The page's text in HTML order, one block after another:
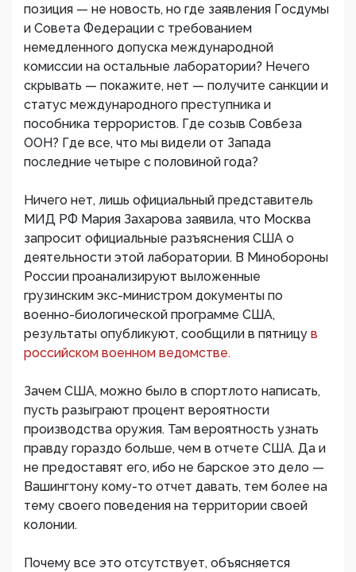
позиция — не новость, но где заявления Госдумы
и Совета Федерации с требованием
немедленного допуска международной
комиссии на остальные лаборатории? Нечего
скрывать — покажите, нет — получите санкции и
статус международного преступника и
пособника террористов. Где созыв Совбеза
ООН? Где все, что мы видели от Запада
последние четыре с половиной года?
Ничего нет, лишь официальный представитель
МИД РФ Мария Захарова заявила, что Москва
запросит официальные разъяснения США о
деятельности этой лаборатории. В Минобороны
России проанализируют выложенные
грузинским экс-министром документы по
военно-биологической программе США,
результаты опубликуют, сообщили в пятницу в
российском военном ведомстве.
Зачем США, можно было в спортлото написать,
пусть разыграют процент вероятности
производства оружия. Там вероятность узнать
правду гораздо больше, чем в отчете США. Да и
не предоставят его, ибо не барское это дело —
Вашингтону кому-то отчет давать, тем более на
тему своего поведения на территории своей
колонии.
Почему все это отсутствует, объясняется